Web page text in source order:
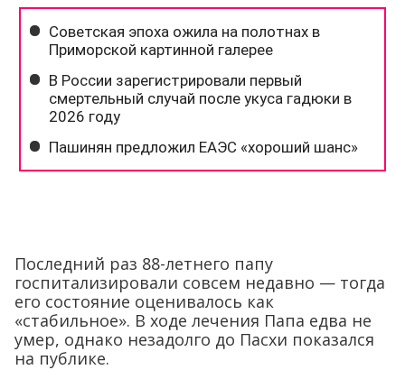
Последний раз 88-летнего папу
госпитализировали совсем недавно — тогда
его состояние оценивалось как
«стабильное». В ходе лечения Папа едва не
умер, однако незадолго до Пасхи показался
на публике.